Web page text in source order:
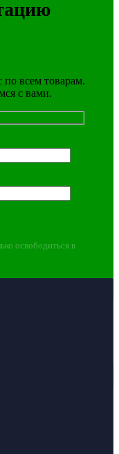
по всем товарам.
с вами.
освободиться в